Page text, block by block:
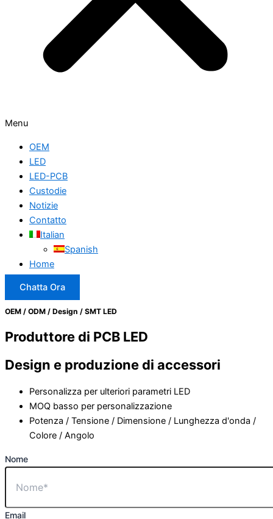
Menu
OEM
LED
LED-PCB
Custodie
Notizie
Contatto
Italian
Spanish
Home
Chatta Ora
OEM / ODM / Design / SMT LED
Produttore di PCB LED
Design e produzione di accessori
Personalizza per ulteriori parametri LED
MOQ basso per personalizzazione
Potenza / Tensione / Dimensione / Lunghezza d'onda /
Colore / Angolo
Nome
Email